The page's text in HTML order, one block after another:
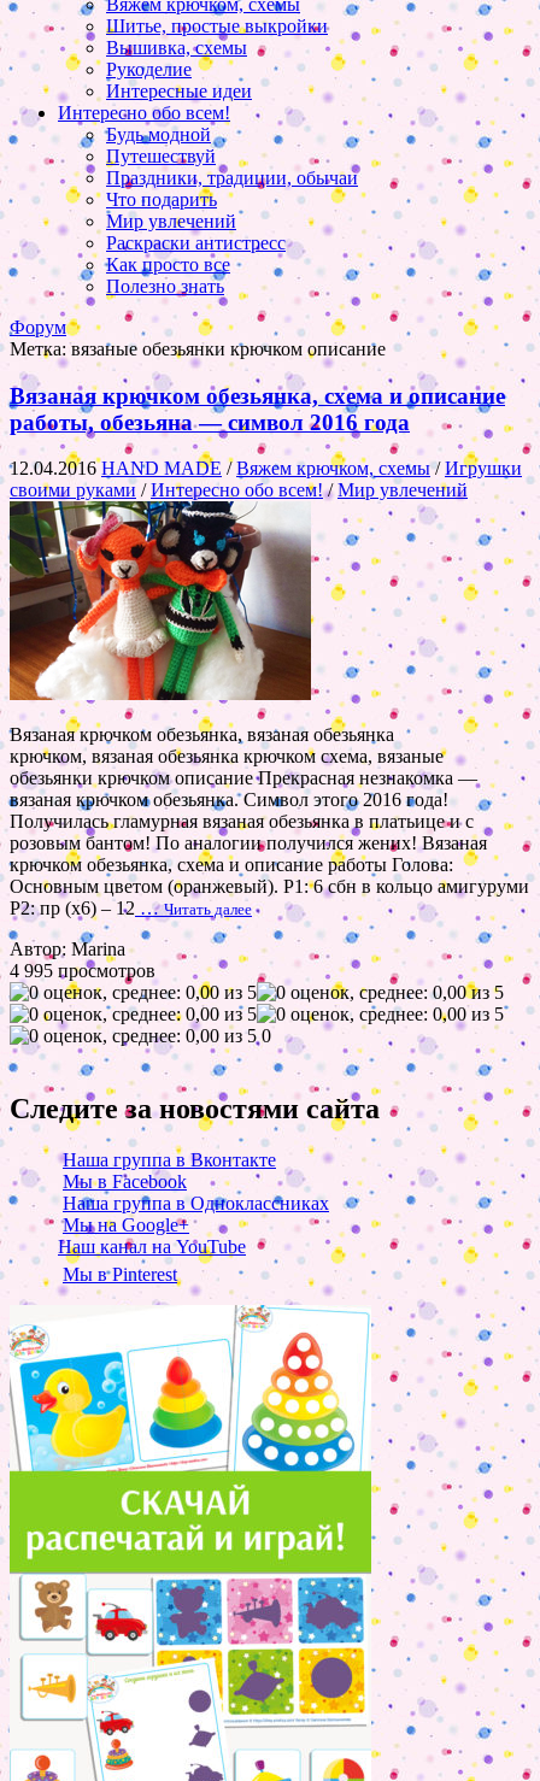
Вяжем крючком, схемы
Шитье, простые выкройки
Вышивка, схемы
Рукоделие
Интересные идеи
Интересно обо всем!
Будь модной
Путешествуй
Праздники, традиции, обычаи
Что подарить
Мир увлечений
Раскраски антистресс
Как просто все
Полезно знать
Форум
Метка:вязаные обезьянки крючком описание
Вязаная крючком обезьянка, схема и описание
работы, обезьяна — символ 2016 года
12.04.2016HAND MADE /Вяжем крючком, схемы/Игрушки
своими руками /Интересно обо всем!/Мир увлечений
Вязаная крючком обезьянка, вязаная обезьянка
крючком, вязаная обезьянка крючком схема, вязаные
обезьянки крючком описание Прекрасная незнакомка —
вязаная крючком обезьянка. Символ этого 2016 года!
Получилась гламурная вязаная обезьянка в платьице и с
розовым бантом! По аналогии получился жених! Вязаная
крючком обезьянка, схема и описание работы Голова:
Основным цветом (оранжевый). Р1: 6 сбн в кольцо амигуруми
Р2: пр (х6) – 12 …Читать далее
Автор: Marina
4 995 просмотров
0
Следите за новостями сайта
Наша группа в Вконтакте
Мы в Facebook
Наша группа в Одноклассниках
Мы на Google+
Наш канал на YouTube
Мы в Pinterest